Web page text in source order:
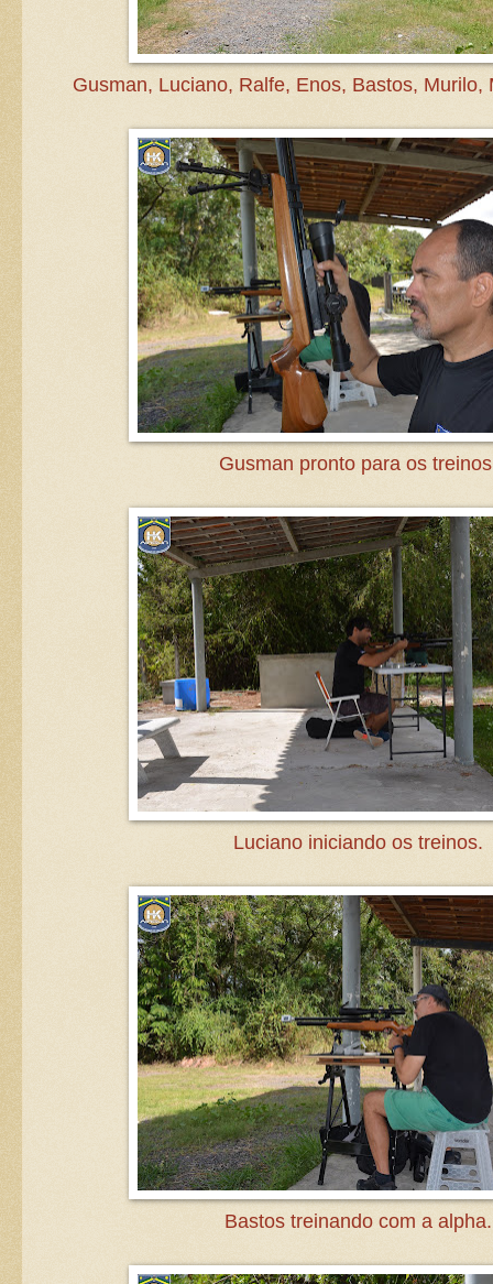
Gusman, Luciano, Ralfe, Enos, Bastos, Murilo,
Gusman pronto para os
Luciano iniciando os treinos.
Bastos treinando com a alpha.